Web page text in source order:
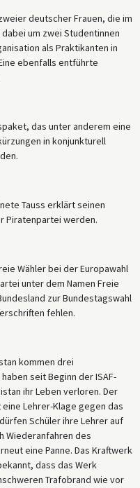
deutscher Frauen, die im
um zwei Studentinnen
als Praktikanten in
ebenfalls entführte
das unter anderem eine
in konjunkturell
Tauss erklärt seinen
Piratenpartei werden.
Wähler bei der Europawahl
unter dem Namen Freie
zur Bundestagswahl
fehlen.
kommen drei
seit Beginn der ISAF-
ihr Leben verloren. Der
Lehrer-Klage gegen das
Schüler ihre Lehrer auf
Wiederanfahren des
eine Panne. Das Kraftwerk
dass das Werk
Trafobrand wie vor